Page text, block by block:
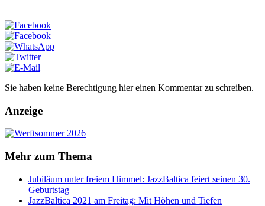
Sie haben keine Berechtigung hier einen Kommentar zu schreiben.
Anzeige
Mehr zum Thema
Jubiläum unter freiem Himmel: JazzBaltica feiert seinen 30.
Geburtstag
JazzBaltica 2021 am Freitag: Mit Höhen und Tiefen